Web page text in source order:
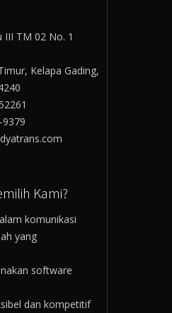
III TM 02 No. 1
Kelapa Gading,
Kami?
komunikasi
yang
software
dan kompetitif